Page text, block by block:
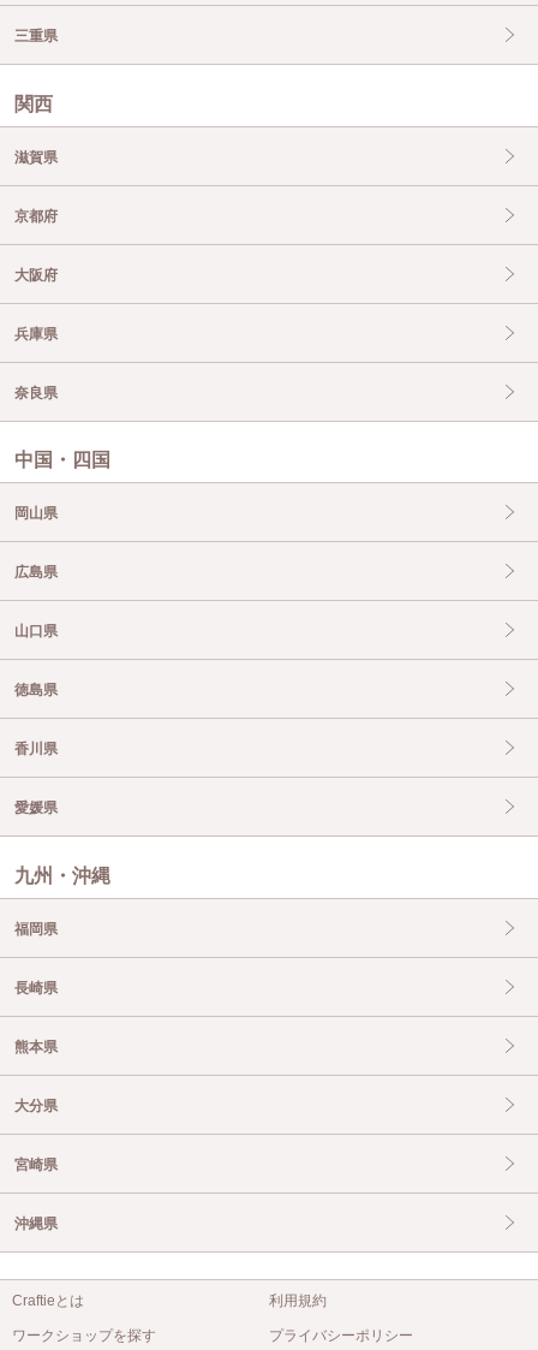
三重県
関西
滋賀県
京都府
大阪府
兵庫県
奈良県
中国・四国
岡山県
広島県
山口県
徳島県
香川県
愛媛県
九州・沖縄
福岡県
長崎県
熊本県
大分県
宮崎県
沖縄県
Craftieとは
ワークショップを探す
利用規約
プライバシーポリシー